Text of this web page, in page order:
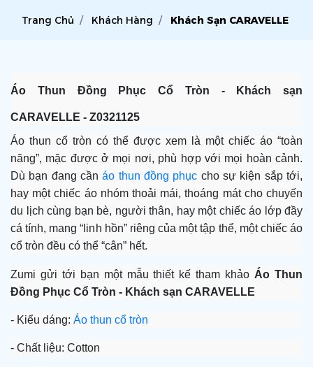
Trang Chủ Khách Hàng Khách Sạn CARAVELLE
Áo Thun Đồng Phục Cổ Tròn - Khách sạn
CARAVELLE - Z0321125
Áo thun cổ tròn có thể được xem là một chiếc áo “toàn
năng”, mặc được ở mọi nơi, phù hợp với mọi hoàn cảnh.
Dù bạn đang cầnáo thun đồng phục cho sự kiện sắp tới,
hay một chiếc áo nhóm thoải mái, thoáng mát cho chuyến
du lịch cùng bạn bè, người thân, hay một chiếc áo lớp đầy
cá tính, mang “linh hồn” riêng của một tập thể, một chiếc áo
cổ tròn đều có thể “cân” hết.
Zumi gửi tới bạn một mẫu thiết kế tham khảo Áo Thun
Đồng Phục Cổ Tròn - Khách sạn CARAVELLE
- Kiểu dáng: Áo thun cổ tròn
- Chất liệu: Cotton